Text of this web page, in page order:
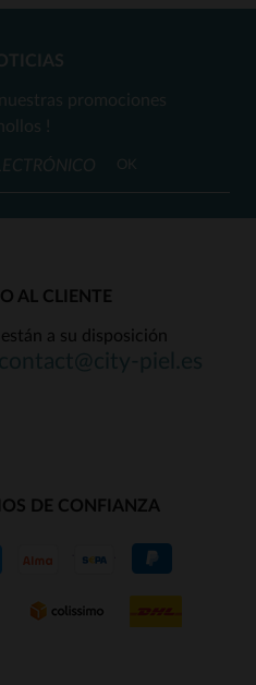
TALLAS DISPONIBLES
44
promociones
!
OK
AL CLIENTE
a su disposición
DE CONFIANZA